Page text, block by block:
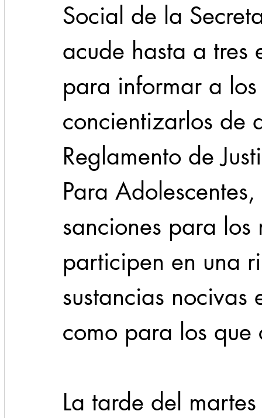
Social de la
acude hasta a tres
para informar a
concientizarlos de
Reglamento de
Para
sanciones para
participen en una
sustancias
como para los que
La tarde del